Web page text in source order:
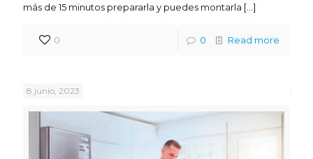
más de 15 minutos prepararla y puedes montarla […]
0 0 Read more
8 junio, 2023